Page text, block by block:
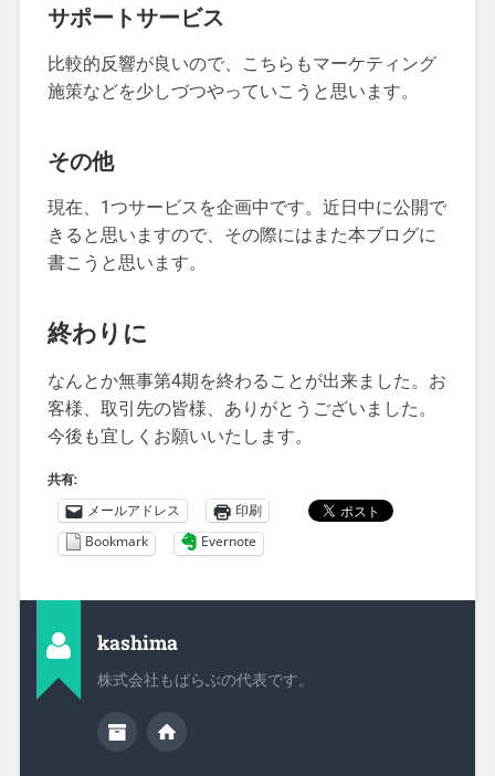
サポートサービス
比較的反響が良いので、こちらもマーケティング
施策などを少しづつやっていこうと思います。
その他
現在、1つサービスを企画中です。近日中に公開で
きると思いますので、その際にはまた本ブログに
書こうと思います。
終わりに
なんとか無事第4期を終わることが出来ました。お
客様、取引先の皆様、ありがとうございました。
今後も宜しくお願いいたします。
共有:
メールアドレス
印刷
Bookmark
Evernote
kashima
株式会社もばらぶの代表です。